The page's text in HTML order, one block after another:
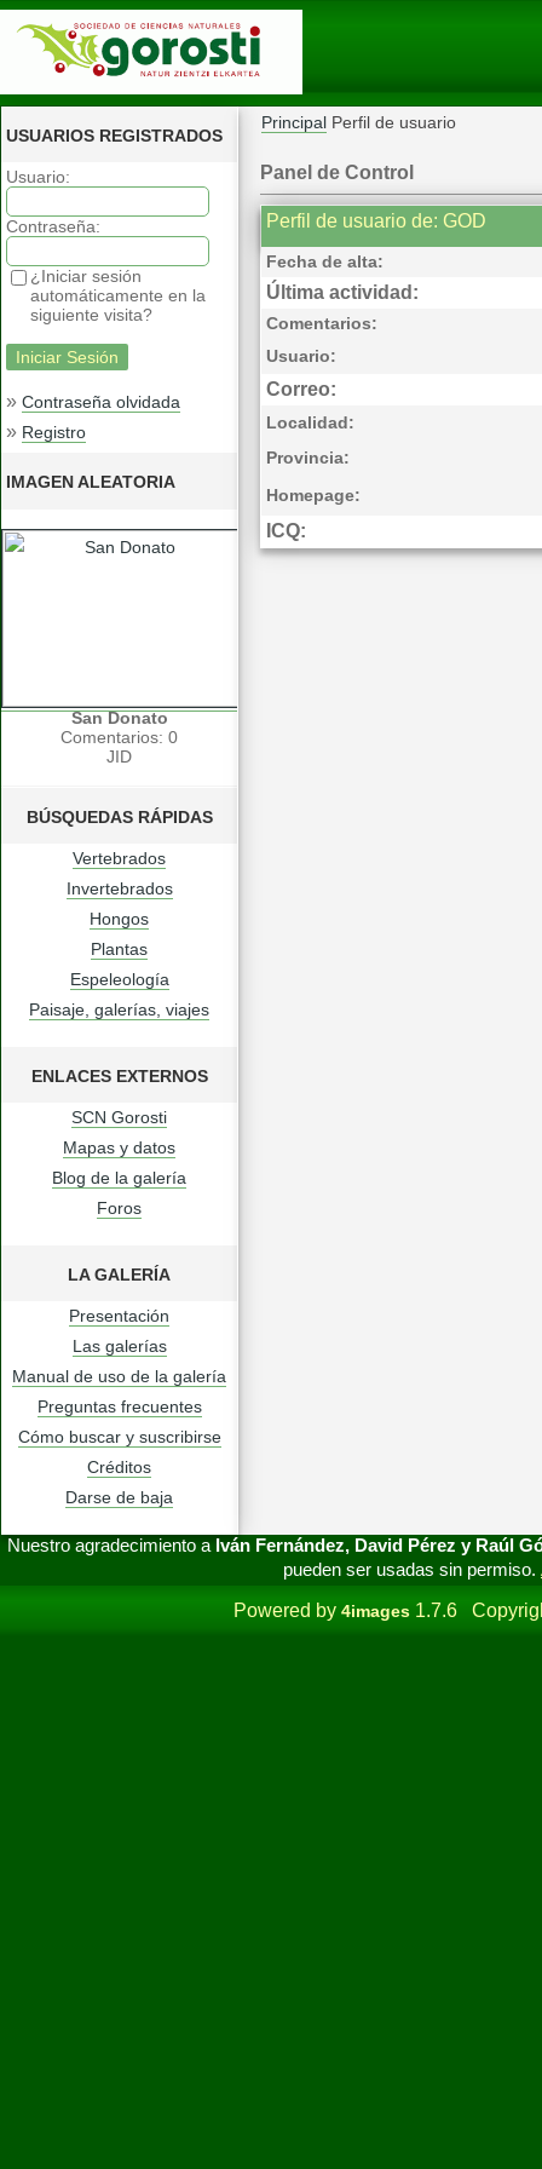
USUARIOS REGISTRADOS
Usuario:
Contraseña:
¿Iniciar sesión
automáticamente en la
siguiente visita?
» Contraseña olvidada
» Registro
IMAGEN ALEATORIA
San Donato
Comentarios: 0
JID
BÚSQUEDAS RÁPIDAS
Vertebrados
Invertebrados
Hongos
Plantas
Espeleología
Paisaje, galerías, viajes
ENLACES EXTERNOS
SCN Gorosti
Mapas y datos
Blog de la galería
Foros
LA GALERÍA
Presentación
Las galerías
Manual de uso de la galería
Preguntas frecuentes
Cómo buscar y suscribirse
Créditos
Darse de baja
Principal Perfil de usuario
Panel de Control
Perfil de usuario de: GOD
Fecha de alta:
Última actividad:
Comentarios:
Usuario:
Correo:
Localidad:
Provincia:
Homepage:
ICQ:
Nuestro agradecimiento a Iván Fernández, David Pérez y Raúl
pueden ser usadas sin permiso.
Powered by 4images 1.7.6